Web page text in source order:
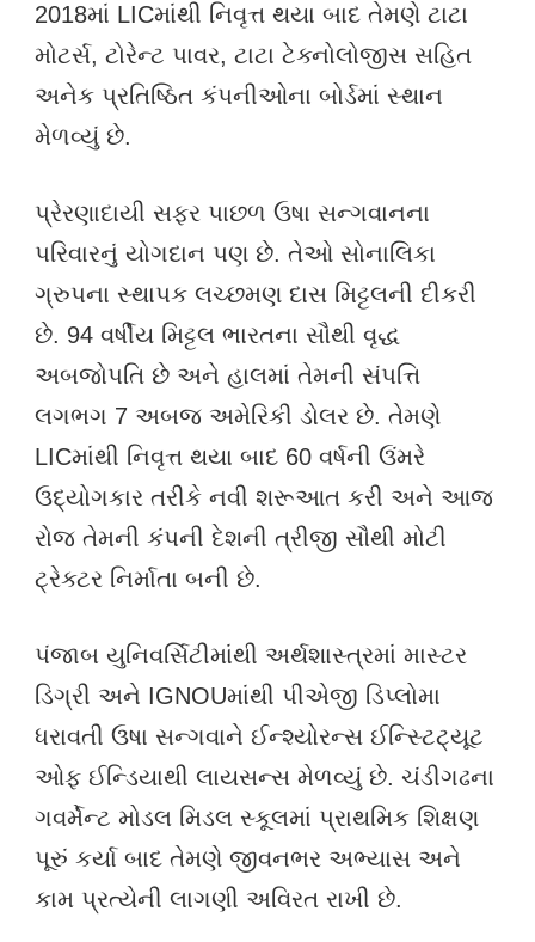
2018માં LICમાંથી નિવૃત્ત થયા બાદ તેમણે ટાટા
મોટર્સ, ટોરેન્ટ પાવર, ટાટા ટેક્નોલોજીસ સહિત
અનેક પ્રતિષ્ઠિત કંપનીઓના બોર્ડમાં સ્થાન
મેળવ્યું છે.
પ્રેરણાદાયી સફર પાછળ ઉષા સન્ગવાનના
પરિવારનું યોગદાન પણ છે. તેઓ સોનાલિકા
ગ્રુપના સ્થાપક લચ્છમણ દાસ મિટ્ટલની દીકરી
છે. 94 વર્ષીય મિટ્ટલ ભારતના સૌથી વૃદ્ધ
અબજોપતિ છે અને હાલમાં તેમની સંપત્તિ
લગભગ 7 અબજ અમેરિકી ડોલર છે. તેમણે
LICમાંથી નિવૃત્ત થયા બાદ 60 વર્ષની ઉંમરે
ઉદ્યોગકાર તરીકે નવી શરૂઆત કરી અને આજ
રોજ તેમની કંપની દેશની ત્રીજી સૌથી મોટી
ટ્રેક્ટર નિર્માતા બની છે.
પંજાબ યુનિવર્સિટીમાંથી અર્થશાસ્ત્રમાં માસ્ટર
ડિગ્રી અને IGNOUમાંથી પીએજી ડિપ્લોમા
ધરાવતી ઉષા સન્ગવાને ઈન્શ્યોરન્સ ઈન્સ્ટિટ્યૂટ
ઓફ ઈન્ડિયાથી લાયસન્સ મેળવ્યું છે. ચંડીગઢના
ગવર્મેન્ટ મોડલ મિડલ સ્કૂલમાં પ્રાથમિક શિક્ષણ
પૂરું કર્યા બાદ તેમણે જીવનભર અભ્યાસ અને
કામ પ્રત્યેની લાગણી અવિરત રાખી છે.